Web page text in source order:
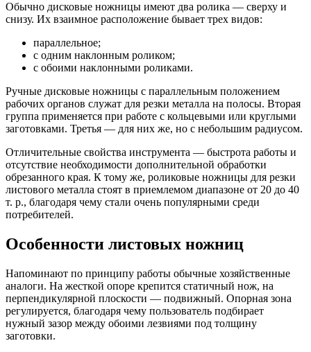
Обычно дисковые ножницы имеют два ролика — сверху и
снизу. Их взаимное расположение бывает трех видов:
параллельное;
с одним наклонным роликом;
с обоими наклонными роликами.
Ручные дисковые ножницы с параллельным положением
рабочих органов служат для резки металла на полосы. Вторая
группа применяется при работе с кольцевыми или круглыми
заготовками. Третья — для них же, но с небольшим радиусом.
Отличительные свойства инструмента — быстрота работы и
отсутствие необходимости дополнительной обработки
обрезанного края. К тому же, роликовые ножницы для резки
листового металла стоят в приемлемом диапазоне от 20 до 40
т. р., благодаря чему стали очень популярными среди
потребителей.
Особенности листовых ножниц
Напоминают по принципу работы обычные хозяйственные
аналоги. На жесткой опоре крепится статичный нож, на
перпендикулярной плоскости — подвижный. Опорная зона
регулируется, благодаря чему пользователь подбирает
нужный зазор между обоими лезвиями под толщину
заготовки.